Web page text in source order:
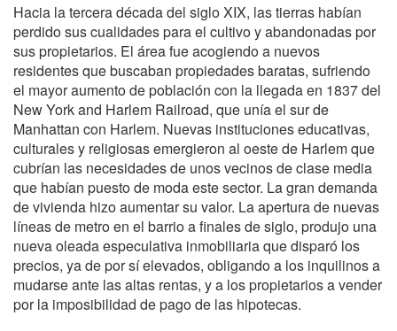
Hacia la tercera década del siglo XIX, las tierras habían
perdido sus cualidades para el cultivo y abandonadas por
sus propietarios. El área fue acogiendo a nuevos
residentes que buscaban propiedades baratas, sufriendo
el mayor aumento de población con la llegada en 1837 del
New York and Harlem Railroad, que unía el sur de
Manhattan con Harlem. Nuevas instituciones educativas,
culturales y religiosas emergieron al oeste de Harlem que
cubrían las necesidades de unos vecinos de clase media
que habían puesto de moda este sector. La gran demanda
de vivienda hizo aumentar su valor. La apertura de nuevas
líneas de metro en el barrio a finales de siglo, produjo una
nueva oleada especulativa inmobiliaria que disparó los
precios, ya de por sí elevados, obligando a los inquilinos a
mudarse ante las altas rentas, y a los propietarios a vender
por la imposibilidad de pago de las hipotecas.